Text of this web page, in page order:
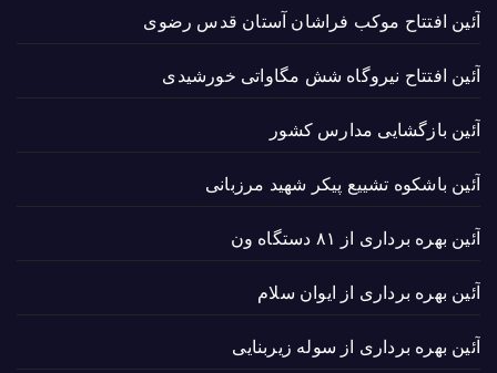
آئین افتتاح موکب فراشان آستان قدس رضوی
آئین افتتاح نیروگاه شش مگاواتی خورشیدی
آئین بازگشایی مدارس کشور
آئین باشکوه تشییع پیکر شهید مرزبانی
آئین بهره برداری از ۸۱ دستگاه ون
آئین بهره برداری از ایوان سلام
آئین بهره برداری از سوله زیربنایی